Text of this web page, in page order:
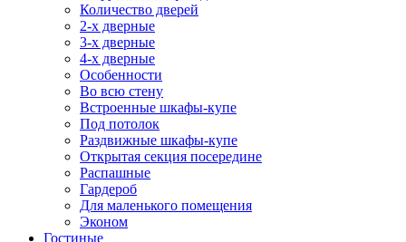
Количество дверей
2-х дверные
3-х дверные
4-х дверные
Особенности
Во всю стену
Встроенные шкафы-купе
Под потолок
Раздвижные шкафы-купе
Открытая секция посередине
Распашные
Гардероб
Для маленького помещения
Эконом
Гостиные